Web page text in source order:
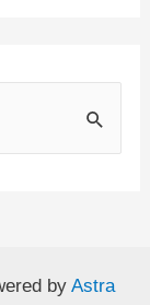
by Astra